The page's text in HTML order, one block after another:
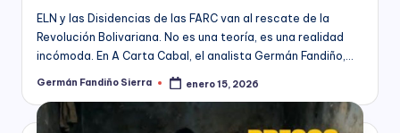
o
n
s
ul
socioeconómico,
cultural
nuestro
ELN y las Disidencias de las FARC van al rescate de la
Revolución Bolivariana. No es una teoría, es una realidad
incómoda. En A Carta Cabal, el analista Germán Fandiño,…
Publicado
Germán Fandiño Sierra enero 15, 2026